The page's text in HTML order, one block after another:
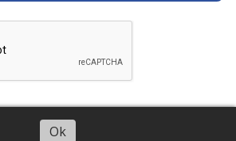
de noticias
Ok